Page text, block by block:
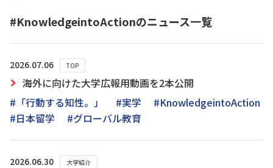
#KnowledgeintoActionのニュース一覧
2026.07.06 TOP
海外に向けた大学広報用動画を2本公開
#「行動する知性。」
#実学
#KnowledgeintoAction
#日本留学
#グローバル教育
2026.06.30 大学紹介